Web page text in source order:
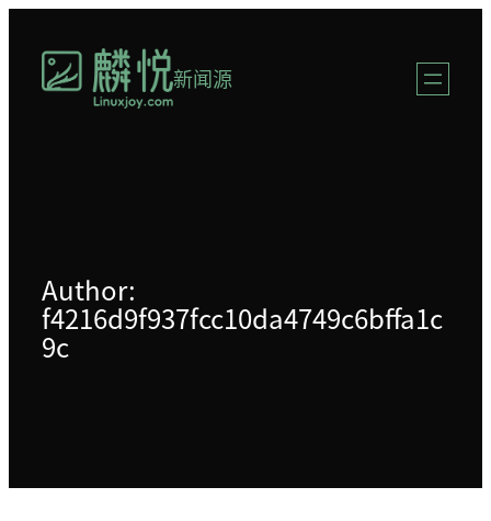
新闻源
Author:
f4216d9f937fcc10da4749c6bffa1c
9c